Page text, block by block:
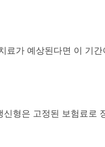
료가 예상된다면 이 기간
형은 고정된 보험료로